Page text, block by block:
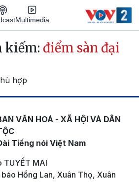
Multimedia
kiếm: điểm sàn đại
hợp
VĂN HOÁ - XÃ HỘI VÀ DÂN
Tiếng nói Việt Nam
TUYẾT MAI
Hồng Lan, Xuân Thọ, Xuân